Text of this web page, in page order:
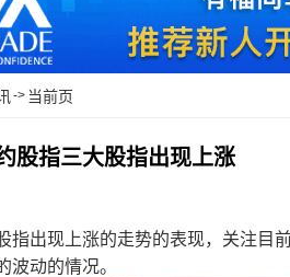
-> 当前页
股指三大股指出现上涨
出现上涨的走势的表现，关注目
波动的情况。